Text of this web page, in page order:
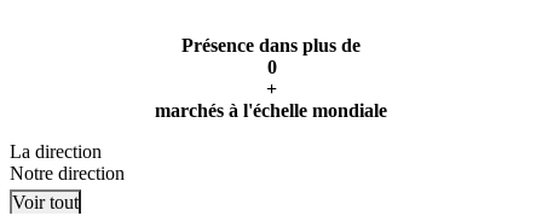
Présence dans plus de
0
+
marchés à l'échelle mondiale
La direction
Notre direction
Voir tout